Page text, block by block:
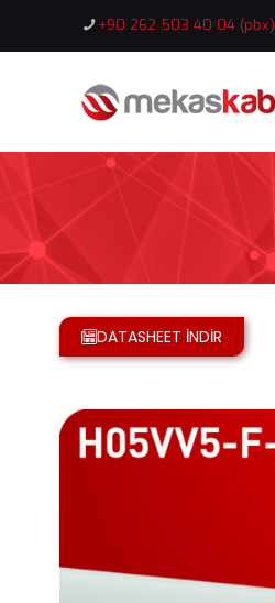
+90 262 503 40 04 (pbx)
DATASHEET İNDİR